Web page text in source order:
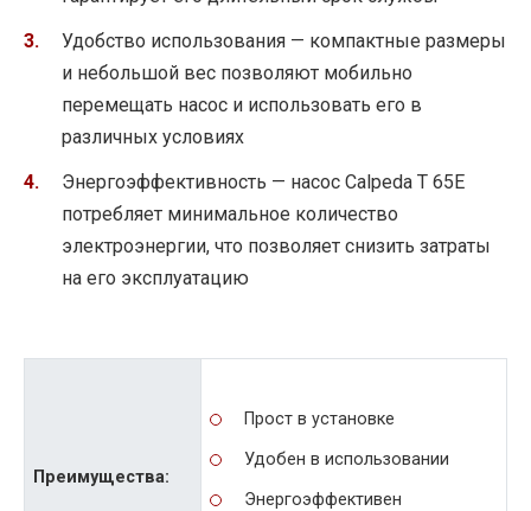
Удобство использования — компактные размеры
и небольшой вес позволяют мобильно
перемещать насос и использовать его в
различных условиях
Энергоэффективность — насос Calpeda T 65E
потребляет минимальное количество
электроэнергии, что позволяет снизить затраты
на его эксплуатацию
Преимущества:
Прост в установке
Удобен в использовании
Энергоэффективен